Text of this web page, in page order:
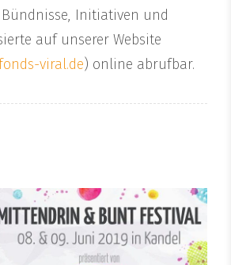
Bündnisse, Initiativen und
auf unserer Website
viral.de) online abrufbar.